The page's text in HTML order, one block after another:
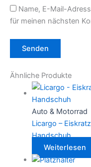
Name, E-Mail-
für meinen nächsten
Ähnliche Produkte
Auto & Motorrad
Licargo –
Handschuh
Weiterlesen